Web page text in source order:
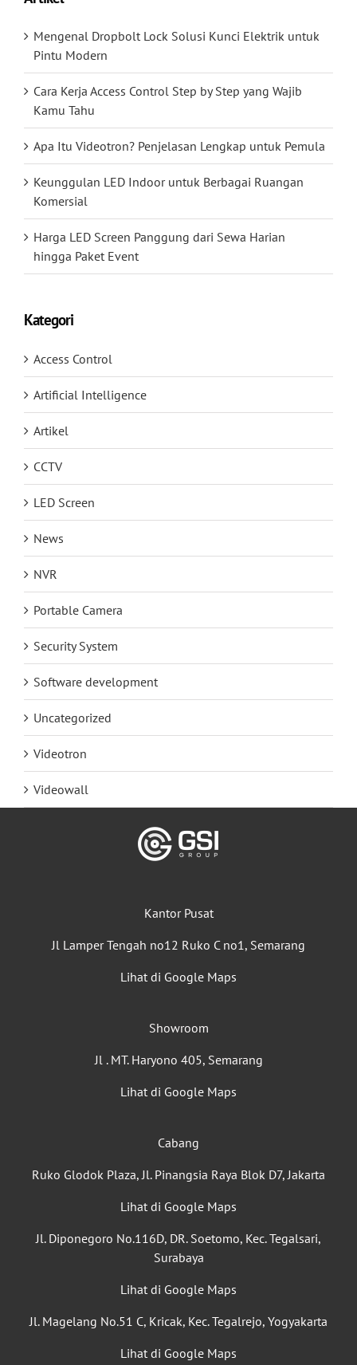
Mengenal Dropbolt Lock Solusi Kunci Elektrik untuk
Pintu Modern
Cara Kerja Access Control Step by Step yang Wajib
Kamu Tahu
Apa Itu Videotron? Penjelasan Lengkap untuk Pemula
Keunggulan LED Indoor untuk Berbagai Ruangan
Komersial
Harga LED Screen Panggung dari Sewa Harian
hingga Paket Event
Kategori
Access Control
Artificial Intelligence
Artikel
CCTV
LED Screen
News
NVR
Portable Camera
Security System
Software development
Uncategorized
Videotron
Videowall
Kantor Pusat
Jl Lamper Tengah no12 Ruko C no1, Semarang
Lihat di Google Maps
Showroom
Jl . MT. Haryono 405, Semarang
Lihat di Google Maps
Cabang
Ruko Glodok Plaza, Jl. Pinangsia Raya Blok D7, Jakarta
Lihat di Google Maps
Jl. Diponegoro No.116D, DR. Soetomo, Kec. Tegalsari,
Surabaya
Lihat di Google Maps
Jl. Magelang No.51 C, Kricak, Kec. Tegalrejo, Yogyakarta
Lihat di Google Maps